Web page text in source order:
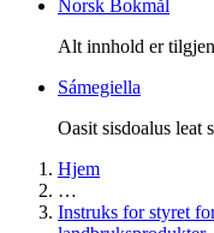
Norsk Bokmål
Alt innhold er
Sámegiella
Oasit sisdoalus leat
Hjem
…
Instruks for styret